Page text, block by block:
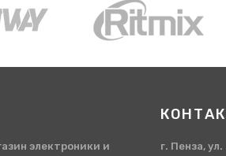
электроники и
г. Пенза,